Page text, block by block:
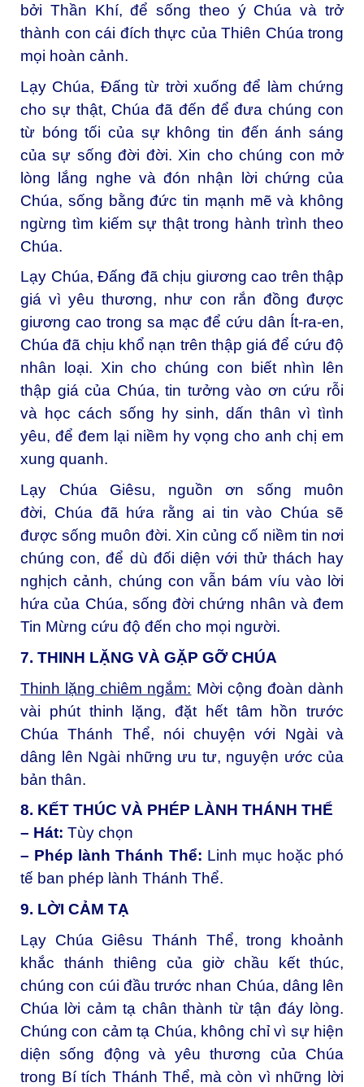
bởi Thần Khí, để sống theo ý Chúa và trở
thành con cái đích thực của Thiên Chúa trong
mọi hoàn cảnh.
Lạy Chúa, Đấng từ trời xuống để làm chứng
cho sự thật, Chúa đã đến để đưa chúng con
từ bóng tối của sự không tin đến ánh sáng
của sự sống đời đời. Xin cho chúng con mở
lòng lắng nghe và đón nhận lời chứng của
Chúa, sống bằng đức tin mạnh mẽ và không
ngừng tìm kiếm sự thật trong hành trình theo
Chúa.
Lạy Chúa, Đấng đã chịu giương cao trên thập
giá vì yêu thương, như con rắn đồng được
giương cao trong sa mạc để cứu dân Ít-ra-en,
Chúa đã chịu khổ nạn trên thập giá để cứu độ
nhân loại. Xin cho chúng con biết nhìn lên
thập giá của Chúa, tin tưởng vào ơn cứu rỗi
và học cách sống hy sinh, dấn thân vì tình
yêu, để đem lại niềm hy vọng cho anh chị em
xung quanh.
Lạy Chúa Giêsu, nguồn ơn sống muôn
đời, Chúa đã hứa rằng ai tin vào Chúa sẽ
được sống muôn đời. Xin củng cố niềm tin nơi
chúng con, để dù đối diện với thử thách hay
nghịch cảnh, chúng con vẫn bám víu vào lời
hứa của Chúa, sống đời chứng nhân và đem
Tin Mừng cứu độ đến cho mọi người.
7. THINH LẶNG VÀ GẶP GỠ CHÚA
Thinh lặng chiêm ngắm: Mời cộng đoàn dành
vài phút thinh lặng, đặt hết tâm hồn trước
Chúa Thánh Thể, nói chuyện với Ngài và
dâng lên Ngài những ưu tư, nguyện ước của
bản thân.
8. KẾT THÚC VÀ PHÉP LÀNH THÁNH THỂ
– Hát: Tùy chọn
– Phép lành Thánh Thể: Linh mục hoặc phó
tế ban phép lành Thánh Thể.
9. LỜI CẢM TẠ
Lạy Chúa Giêsu Thánh Thể, trong khoảnh
khắc thánh thiêng của giờ chầu kết thúc,
chúng con cúi đầu trước nhan Chúa, dâng lên
Chúa lời cảm tạ chân thành từ tận đáy lòng.
Chúng con cảm tạ Chúa, không chỉ vì sự hiện
diện sống động và yêu thương của Chúa
trong Bí tích Thánh Thể, mà còn vì những lời